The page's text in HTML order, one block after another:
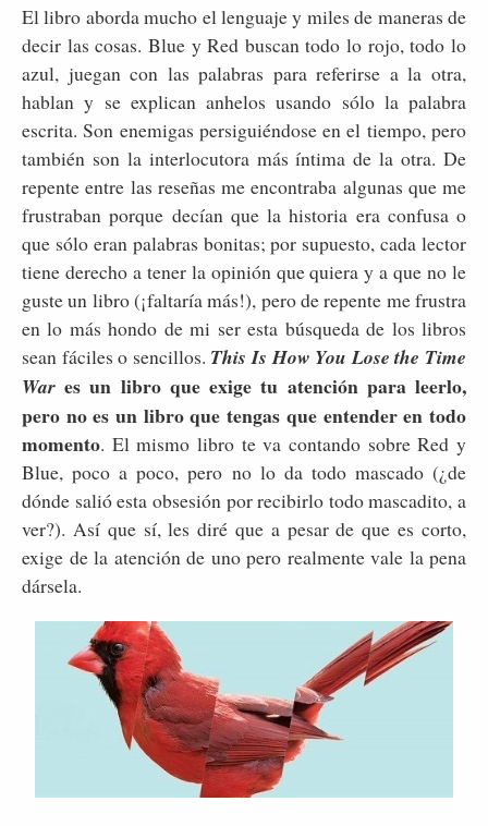
El libro aborda mucho el lenguaje y miles de maneras de
decir las cosas. Blue y Red buscan todo lo rojo, todo lo
azul, juegan con las palabras para referirse a la otra,
hablan y se explican anhelos usando sólo la palabra
escrita. Son enemigas persiguiéndose en el tiempo, pero
también son la interlocutora más íntima de la otra. De
repente entre las reseñas me encontraba algunas que me
frustraban porque decían que la historia era confusa o
que sólo eran palabras bonitas; por supuesto, cada lector
tiene derecho a tener la opinión que quiera y a que no le
guste un libro (¡faltaría más!), pero de repente me frustra
en lo más hondo de mi ser esta búsqueda de los libros
sean fáciles o sencillos. This Is How You Lose the Time
Wares un libro que exige tu atención para leerlo,
pero no es un libro que tengas que entender en todo
momento. El mismo libro te va contando sobre Red y
Blue, poco a poco, pero no lo da todo mascado (¿de
dónde salió esta obsesión por recibirlo todo mascadito, a
ver?). Así que sí, les diré que a pesar de que es corto,
exige de la atención de uno pero realmente vale la pena
dársela.